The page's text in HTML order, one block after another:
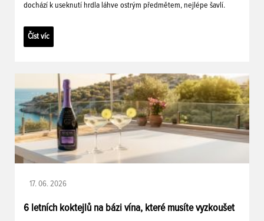
dochází k useknutí hrdla láhve ostrým předmětem, nejlépe šavlí.
Číst víc
17. 06. 2026
6 letních koktejlů na bázi vína, které musíte vyzkoušet